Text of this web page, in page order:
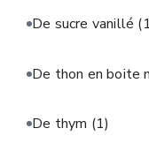
De sucre vanillé
De thon en boite
De thym (1)